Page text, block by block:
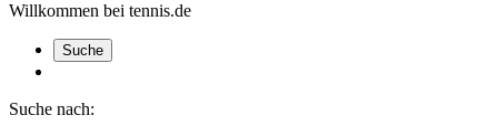
Willkommen bei tennis.de
Suche
Suche nach: